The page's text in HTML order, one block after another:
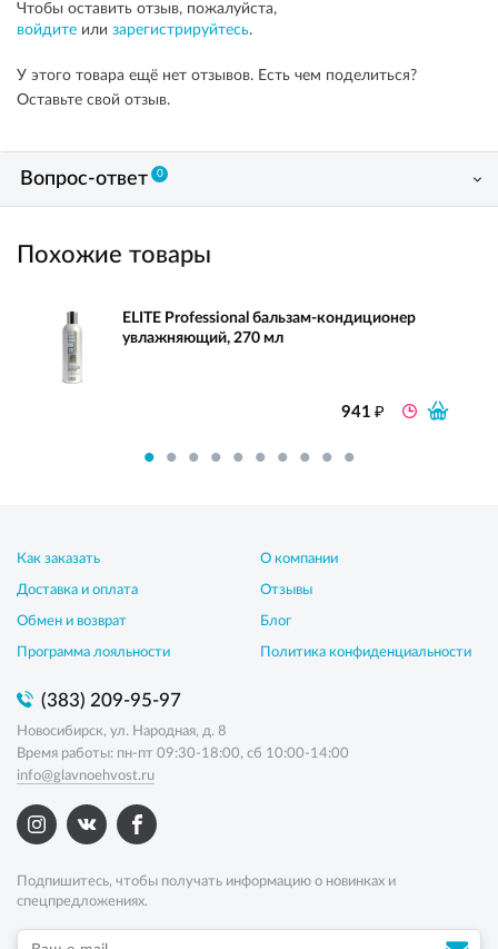
Чтобы оставить отзыв, пожалуйста,
войдите или зарегистрируйтесь.
У этого товара ещё нет отзывов. Есть чем поделиться?
Оставьте свой отзыв.
Вопрос-ответ 0
Похожие товары
ELITE Professional бальзам-кондиционер
увлажняющий, 270 мл
941₽
Как заказать
Доставка и оплата
Обмен и возврат
Программа лояльности
О компании
Отзывы
Блог
Политика конфиденциальности
(383) 209-95-97
Новосибирск, ул. Народная, д. 8
Время работы: пн-пт 09:30-18:00, сб 10:00-14:00
info@glavnoehvost.ru
Подпишитесь, чтобы получать информацию о новинках и
спецпредложениях.